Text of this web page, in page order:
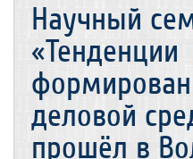
Научный
«Тенденции
деловой
прошёл в